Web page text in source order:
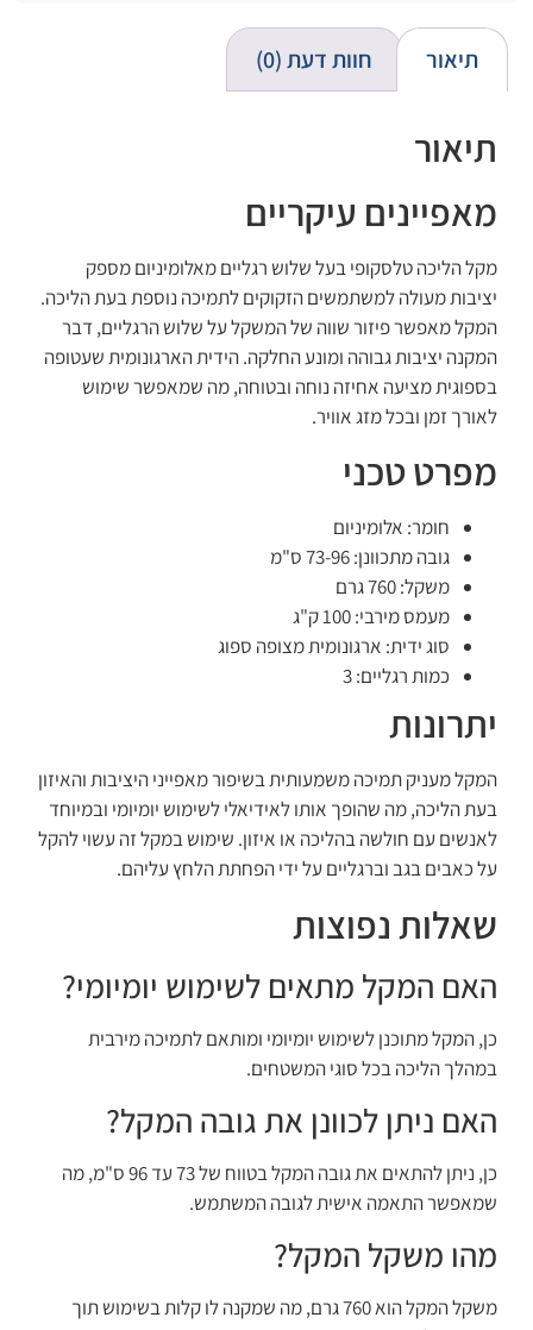
תיאור חוות דעת (0)
תיאור
מאפיינים עיקריים
מקל הליכה טלסקופי בעל שלוש רגליים מאלומיניום מספק
יציבות מעולה למשתמשים הזקוקים לתמיכה נוספת בעת הליכה.
המקל מאפשר פיזור שווה של המשקל על שלוש הרגליים, דבר
המקנה יציבות גבוהה ומונע החלקה. הידית הארגונומית שעטופה
בספוגית מציעה אחיזה נוחה ובטוחה, מה שמאפשר שימוש
לאורך זמן ובכל מזג אוויר.
מפרט טכני
חומר: אלומיניום
גובה מתכוונן: 73-96 ס"מ
משקל: 760 גרם
מעמס מירבי: 100 ק"ג
סוג ידית: ארגונומית מצופה ספוג
כמות רגליים: 3
יתרונות
המקל מעניק תמיכה משמעותית בשיפור מאפייני היציבות והאיזון
בעת הליכה, מה שהופך אותו לאידיאלי לשימוש יומיומי ובמיוחד
לאנשים עם חולשה בהליכה או איזון. שימוש במקל זה עשוי להקל
על כאבים בגב וברגליים על ידי הפחתת הלחץ עליהם.
שאלות נפוצות
האם המקל מתאים לשימוש יומיומי?
כן, המקל מתוכנן לשימוש יומיומי ומותאם לתמיכה מירבית
במהלך הליכה בכל סוגי המשטחים.
האם ניתן לכוונן את גובה המקל?
כן, ניתן להתאים את גובה המקל בטווח של 73 עד 96 ס"מ, מה
שמאפשר התאמה אישית לגובה המשתמש.
מהו משקל המקל?
משקל המקל הוא 760 גרם, מה שמקנה לו קלות בשימוש תוך